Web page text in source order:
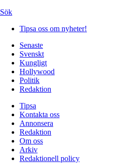
Sök
Tipsa oss om nyheter!
Senaste
Svenskt
Kungligt
Hollywood
Politik
Redaktion
Tipsa
Kontakta oss
Annonsera
Redaktion
Om oss
Arkiv
Redaktionell policy